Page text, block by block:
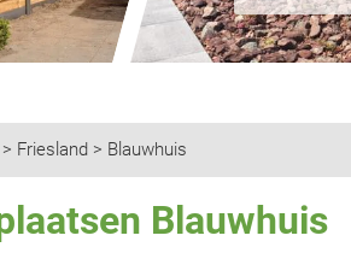
> Friesland > Blauwhuis
Blauwhuis